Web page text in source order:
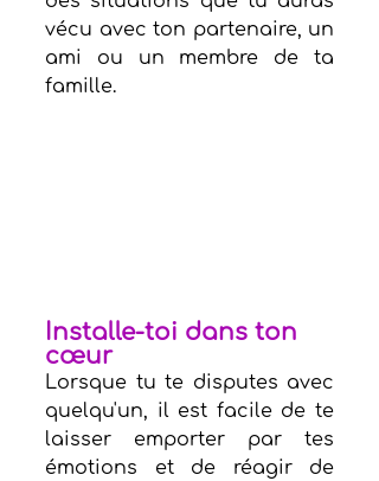
vécu avec ton partenaire, un
ami ou un membre de ta
famille.
Installe-toi dans ton
cœur
Lorsque tu te disputes avec
quelqu'un, il est facile de te
laisser emporter par tes
émotions et de réagir de